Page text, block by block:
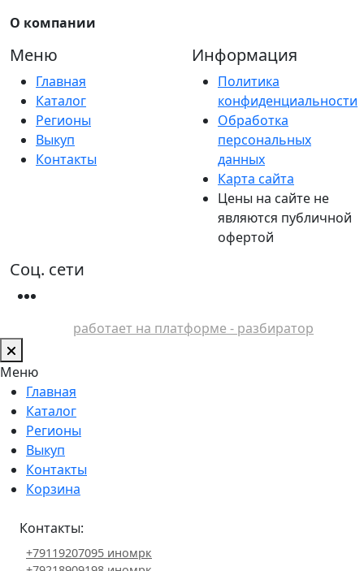
О компании
Меню
Главная
Каталог
Регионы
Выкуп
Контакты
Информация
Политика
конфиденциальности
Обработка
персональных
данных
Карта сайта
Цены на сайте не
являются публичной
офертой
Соц. сети
работает на платформе - разбиратор
Меню
Главная
Каталог
Регионы
Выкуп
Контакты
Корзина
Контакты:
+79119207095 иномрк